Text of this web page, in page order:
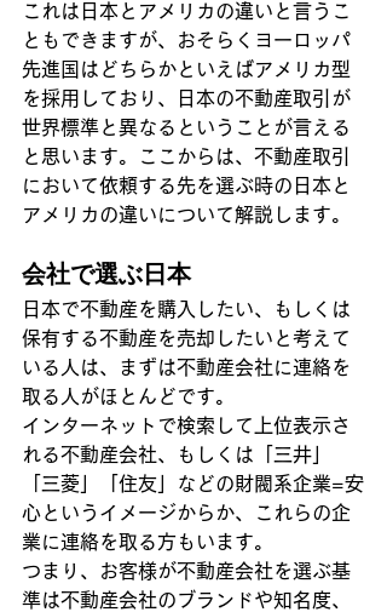
これは日本とアメリカの違いと言うこ
ともできますが、おそらくヨーロッパ
先進国はどちらかといえばアメリカ型
を採用しており、日本の不動産取引が
世界標準と異なるということが言える
と思います。ここからは、不動産取引
において依頼する先を選ぶ時の日本と
アメリカの違いについて解説します。
会社で選ぶ日本
日本で不動産を購入したい、もしくは
保有する不動産を売却したいと考えて
いる人は、まずは不動産会社に連絡を
取る人がほとんどです。
インターネットで検索して上位表示さ
れる不動産会社、もしくは「三井」
「三菱」「住友」などの財閥系企業=安
心というイメージからか、これらの企
業に連絡を取る方もいます。
つまり、お客様が不動産会社を選ぶ基
準は不動産会社のブランドや知名度、